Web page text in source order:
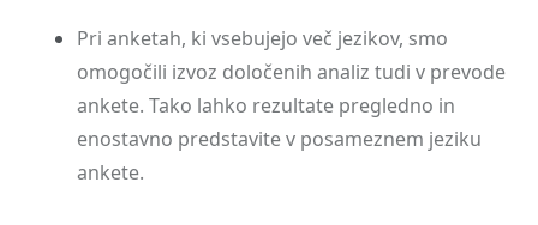
Pri anketah, ki vsebujejo več jezikov, smo
omogočili izvoz določenih analiz tudi v prevode
ankete. Tako lahko rezultate pregledno in
enostavno predstavite v posameznem jeziku
ankete.